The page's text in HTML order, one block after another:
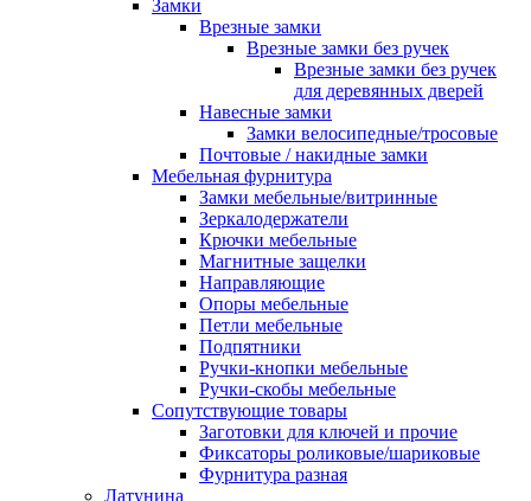
Замки
Врезные замки
Врезные замки без ручек
Врезные замки без ручек
для деревянных дверей
Навесные замки
Замки велосипедные/тросовые
Почтовые / накидные замки
Мебельная фурнитура
Замки мебельные/витринные
Зеркалодержатели
Крючки мебельные
Магнитные защелки
Направляющие
Опоры мебельные
Петли мебельные
Подпятники
Ручки-кнопки мебельные
Ручки-скобы мебельные
Сопутствующие товары
Заготовки для ключей и прочие
Фиксаторы роликовые/шариковые
Фурнитура разная
Латунина